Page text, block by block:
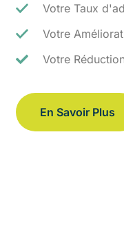
Votre Taux
Votre
Votre
En Savoir Plus